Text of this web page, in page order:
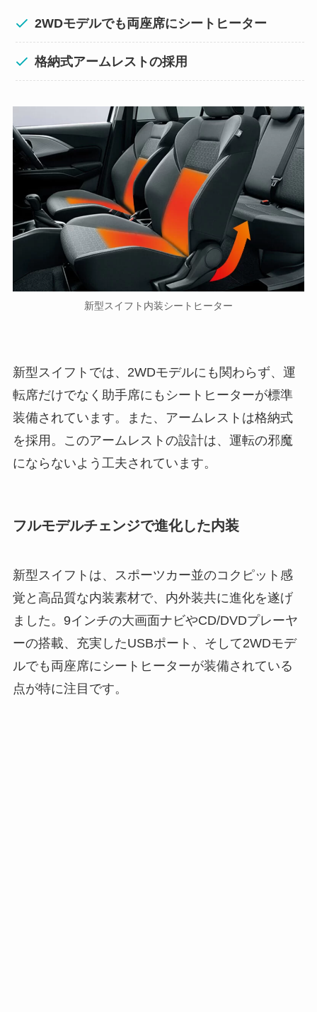
2WDモデルでも両座席にシートヒーター
格納式アームレストの採用
新型スイフト内装シートヒーター
新型スイフトでは、2WDモデルにも関わらず、運
転席だけでなく助手席にもシートヒーターが標準
装備されています。また、アームレストは格納式
を採用。このアームレストの設計は、運転の邪魔
にならないよう工夫されています。
フルモデルチェンジで進化した内装
新型スイフトは、スポーツカー並のコクピット感
覚と高品質な内装素材で、内外装共に進化を遂げ
ました。9インチの大画面ナビやCD/DVDプレーヤ
ーの搭載、充実したUSBポート、そして2WDモデ
ルでも両座席にシートヒーターが装備されている
点が特に注目です。